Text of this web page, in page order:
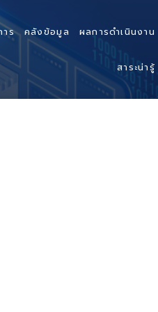
าร คลังข้อมูล ผลการดำเนินงาน
สาระน่ารู้